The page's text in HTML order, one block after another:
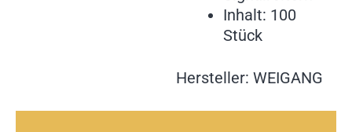
Inhalt: 100
Stück
Hersteller: WEIGANG